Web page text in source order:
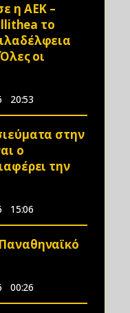
η ΑΕΚ –
το
οι
20:53
στην
ο
την
15:06
00:26